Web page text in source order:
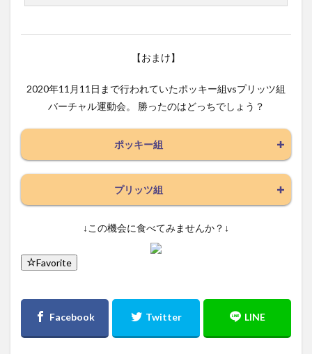
【おまけ】
2020年11月11日まで行われていたポッキー組vsプリッツ組
バーチャル運動会。 勝ったのはどっちでしょう？
ポッキー組
プリッツ組
↓この機会に食べてみませんか？↓
Favorite